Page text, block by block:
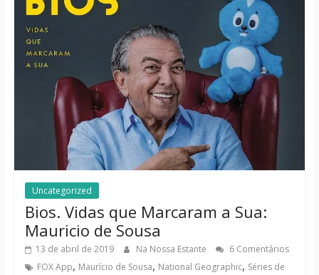
Uncategorized
Bios. Vidas que Marcaram a Sua:
Mauricio de Sousa
13 de abril de 2019 Na Nossa Estante
6 Comentários
FOX App, Maurício de Sousa, National Geographic, Séries de